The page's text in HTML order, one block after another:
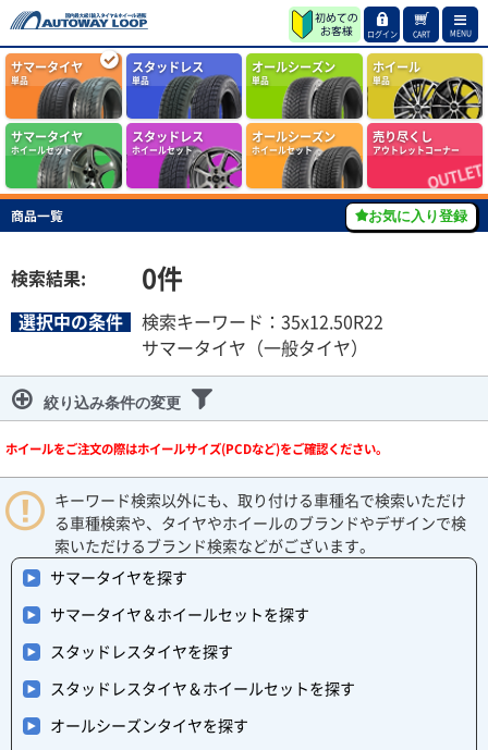
ログイン CART MENU
サマータイヤ
単品
スタッドレス
単品
オールシーズン
単品
ホイール
単品
サマータイヤ
ホイールセット
スタッドレス
ホイールセット
オールシーズン
ホイールセット
売り尽くし
アウトレットコーナー
商品一覧
検索結果: 0件
選択中の条件
検索キーワード：35x12.50R22
サマータイヤ（一般タイヤ）
絞り込み条件の変更
ホイールをご注文の際はホイールサイズ(PCDなど)をご確認ください。
お気に入り登録
キーワード検索以外にも、取り付ける車種名で検索いただけ
る車種検索や、タイヤやホイールのブランドやデザインで検
索いただけるブランド検索などがございます。
サマータイヤを探す
サマータイヤ＆ホイールセットを探す
スタッドレスタイヤを探す
スタッドレスタイヤ＆ホイールセットを探す
オールシーズンタイヤを探す